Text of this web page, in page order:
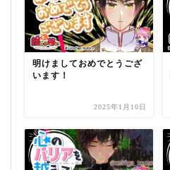
明けましておめでとうござ
います！
2025年1月10日